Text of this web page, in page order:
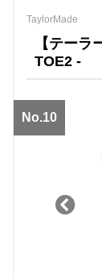
TaylorMade
【テー
TOE2 -
No.10